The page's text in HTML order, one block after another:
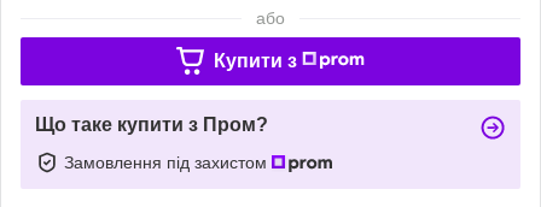
або
Купити з
Що таке купити з Пром?
Замовлення під захистом